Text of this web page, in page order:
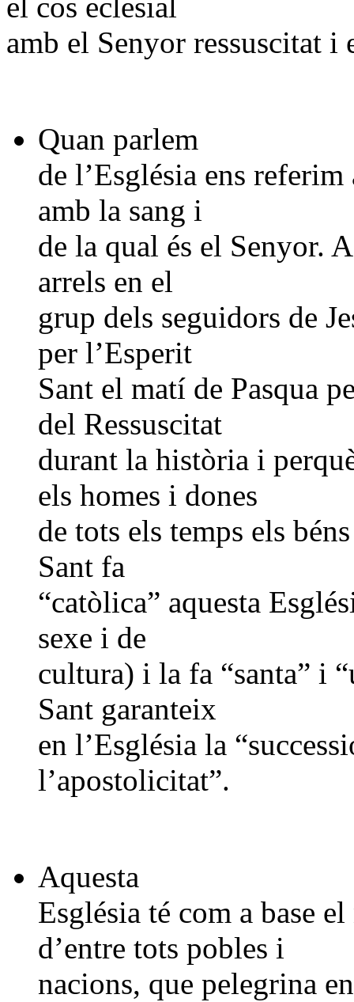
amb el Senyor ressuscitat i
Quan parlem
de l’Església ens
amb la sang i
de la qual és el Senyor.
arrels en el
grup dels seguidors de
per l’Esperit
Sant el matí de Pasqua
del Ressuscitat
durant la història i
els homes i dones
de tots els temps els
Sant fa
“catòlica” aquesta
sexe i de
cultura) i la fa “santa” i
Sant garanteix
en l’Església la
l’apostolicitat”.
Aquesta
Església té com a base
d’entre tots pobles i
nacions, que pelegrina